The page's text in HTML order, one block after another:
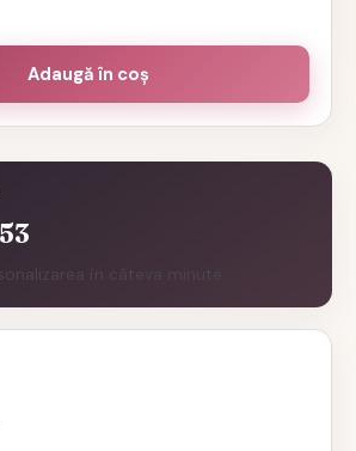
în câteva minute.
Adaugă în coș